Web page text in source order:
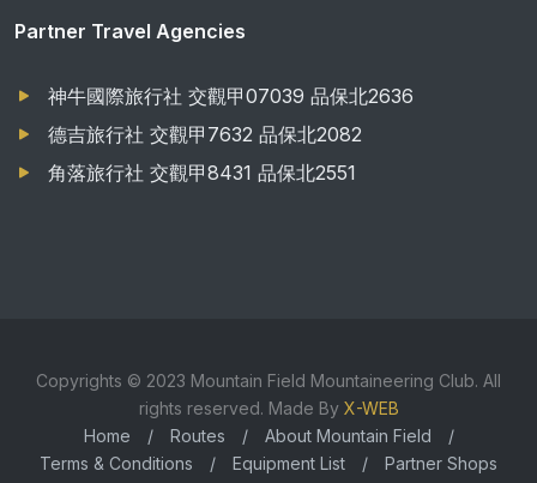
Partner Travel Agencies
神牛國際旅行社 交觀甲07039 品保北2636
德吉旅行社 交觀甲7632 品保北2082
角落旅行社 交觀甲8431 品保北2551
Copyrights © 2023 Mountain Field Mountaineering Club. All
rights reserved. Made By X-WEB
Home
/ Routes / About Mountain Field
/
Terms & Conditions
/ Equipment List / Partner Shops